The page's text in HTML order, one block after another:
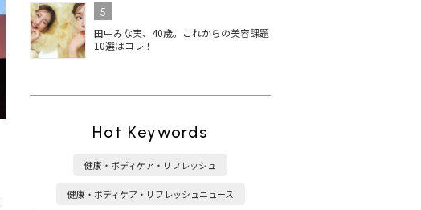
5
田中みな実、40歳。これからの美容課題
10選はコレ！
Hot Keywords
健康・ボディケア・リフレッシュ
健康・ボディケア・リフレッシュニュース